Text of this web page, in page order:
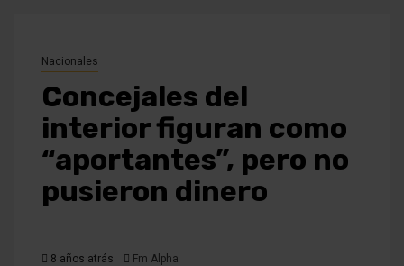
Nacionales
Concejales del
interior figuran como
“aportantes”, pero no
pusieron dinero
8 años atrás Fm Alpha